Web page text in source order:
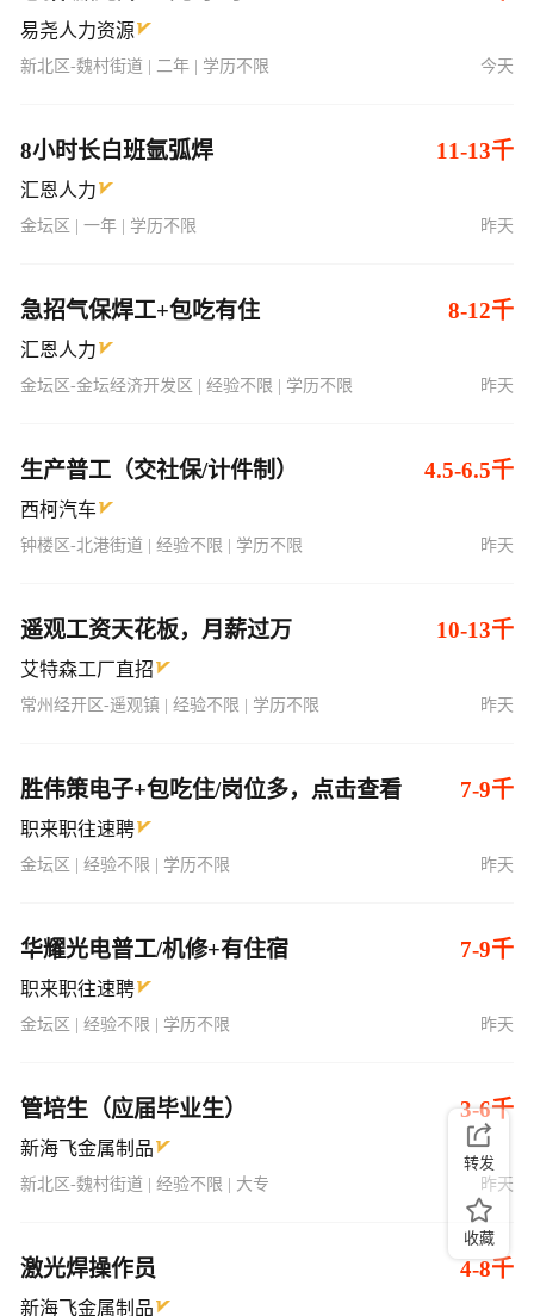
易尧人力资源
新北区-魏村街道 | 二年 | 学历不限 今天
8小时长白班氩弧焊 11-13千
汇恩人力
金坛区 | 一年 | 学历不限 昨天
急招气保焊工+包吃有住 8-12千
汇恩人力
金坛区-金坛经济开发区 | 经验不限 | 学历不限 昨天
生产普工（交社保/计件制） 4.5-6.5千
西柯汽车
钟楼区-北港街道 | 经验不限 | 学历不限 昨天
遥观工资天花板，月薪过万 10-13千
艾特森工厂直招
常州经开区-遥观镇 | 经验不限 | 学历不限 昨天
胜伟策电子+包吃住/岗位多，点击查看 7-9千
职来职往速聘
金坛区 | 经验不限 | 学历不限 昨天
华耀光电普工/机修+有住宿 7-9千
职来职往速聘
金坛区 | 经验不限 | 学历不限 昨天
管培生（应届毕业生） 3-6千
新海飞金属制品
新北区-魏村街道 | 经验不限 | 大专 昨天
激光焊操作员 4-8千
新海飞金属制品
转发
收藏